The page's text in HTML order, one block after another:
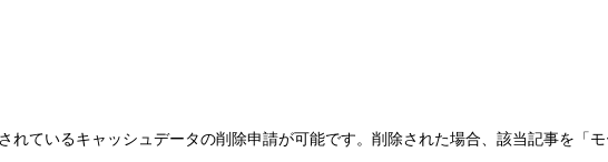
れているキャッシュデータの削除申請が可能です。削除された場合、該当記事を「